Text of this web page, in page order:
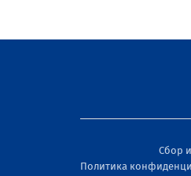
Сбор
Политика